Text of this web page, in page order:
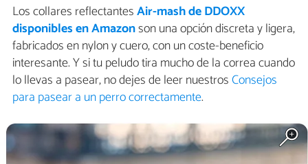
Los collares reflectantesAir-mash de DDOXX
disponibles en Amazonson una opción discreta y ligera,
fabricados en nylon y cuero, con un coste-beneficio
interesante. Y si tu peludo tira mucho de la correa cuando
lo llevas a pasear, no dejes de leer nuestrosConsejos
para pasear a un perro correctamente.